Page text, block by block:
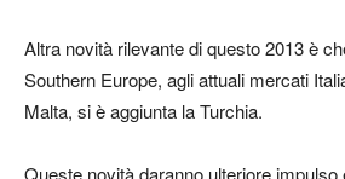
Altra novità rilevante di questo 2013 è
Southern Europe, agli attuali mercati
Malta, si è aggiunta la Turchia.
Queste novità daranno ulteriore impulso